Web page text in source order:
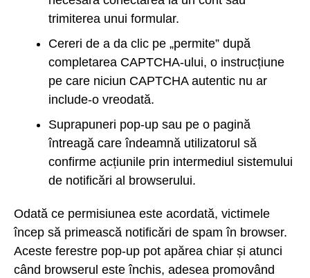
trimiterea unui formular.
Cereri de a da clic pe „permite” după
completarea CAPTCHA-ului, o instrucțiune
pe care niciun CAPTCHA autentic nu ar
include-o vreodată.
Suprapuneri pop-up sau pe o pagină
întreagă care îndeamnă utilizatorul să
confirme acțiunile prin intermediul sistemului
de notificări al browserului.
Odată ce permisiunea este acordată, victimele
încep să primească notificări de spam în browser.
Aceste ferestre pop-up pot apărea chiar și atunci
când browserul este închis, adesea promovând